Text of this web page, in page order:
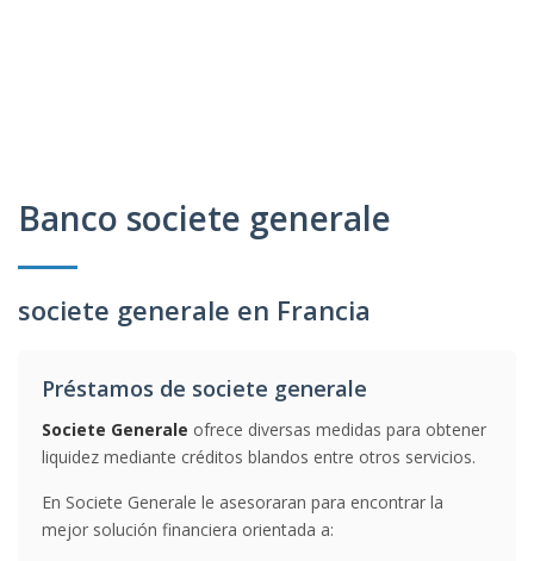
Banco societe generale
societe generale en Francia
Préstamos de societe generale
Societe Generale ofrece diversas medidas para obtener
liquidez mediante créditos blandos entre otros servicios.
En Societe Generale le asesoraran para encontrar la
mejor solución financiera orientada a: